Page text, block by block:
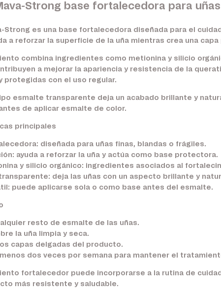
Strong base fortalecedora para
Strong es una base fortalecedora diseñada para el
a reforzar la superficie de la uña mientras crea una
combina ingredientes como metionina y silicio
a mejorar la apariencia y resistencia de la
protegidas con el uso regular.
esmalte transparente deja un acabado brillante y
de aplicar esmalte de color.
principales
diseñada para uñas finas, blandas o frágiles.
ayuda a reforzar la uña y actúa como base protectora.
y silicio orgánico: ingredientes asociados al
deja las uñas con un aspecto brillante y
puede aplicarse sola o como base antes del esmalte.
resto de esmalte de las uñas.
la uña limpia y seca.
capas delgadas del producto.
dos veces por semana para mantener el
fortalecedor puede incorporarse a la rutina de
más resistente y saludable.